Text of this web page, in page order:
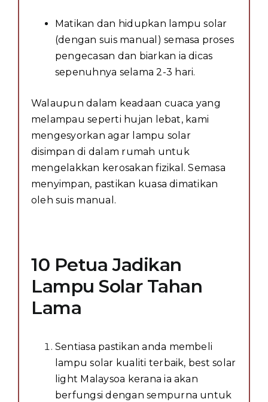
Matikan dan hidupkan lampu solar
(dengan suis manual) semasa proses
pengecasan dan biarkan ia dicas
sepenuhnya selama 2-3 hari.
Walaupun dalam keadaan cuaca yang
melampau seperti hujan lebat, kami
mengesyorkan agar lampu solar
disimpan di dalam rumah untuk
mengelakkan kerosakan fizikal. Semasa
menyimpan, pastikan kuasa dimatikan
oleh suis manual.
10 Petua Jadikan
Lampu Solar Tahan
Lama
Sentiasa pastikan anda membeli
lampu solar kualiti terbaik, best solar
light Malaysoa kerana ia akan
berfungsi dengan sempurna untuk